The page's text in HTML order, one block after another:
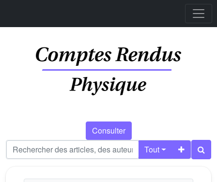
Consulter
Tout